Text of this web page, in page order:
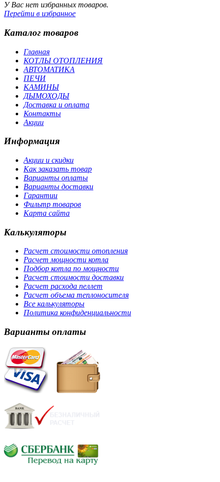
У Вас нет избранных товаров.
Перейти в избранное
Каталог товаров
Главная
КОТЛЫ ОТОПЛЕНИЯ
АВТОМАТИКА
ПЕЧИ
КАМИНЫ
ДЫМОХОДЫ
Доставка и оплата
Контакты
Акции
Информация
Акции и скидки
Как заказать товар
Варианты оплаты
Варианты доставки
Гарантии
Фильтр товаров
Карта сайта
Калькуляторы
Расчет стоимости отопления
Расчет мощности котла
Подбор котла по мощности
Расчет стоимости доставки
Расчет расхода пеллет
Расчет объема теплоносителя
Все калькуляторы
Политика конфиденциальности
Варианты оплаты